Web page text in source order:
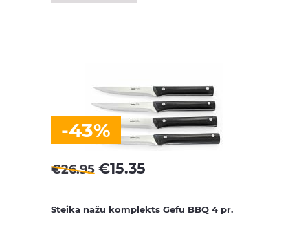
-43%
€26.95 €15.35
Steika nažu komplekts Gefu BBQ 4 pr.